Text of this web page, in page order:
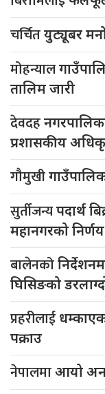
चर्चितयुट्यूबर
मोहन्याल
तालिम जारी
देवदह
प्रशासकीय
गौमुखी
सुर्तीजन्यपदार्थ
महानगरको
बालेनको
घिसिङको
प्रहरीलाई
पक्राउ
नेपालमाआयो